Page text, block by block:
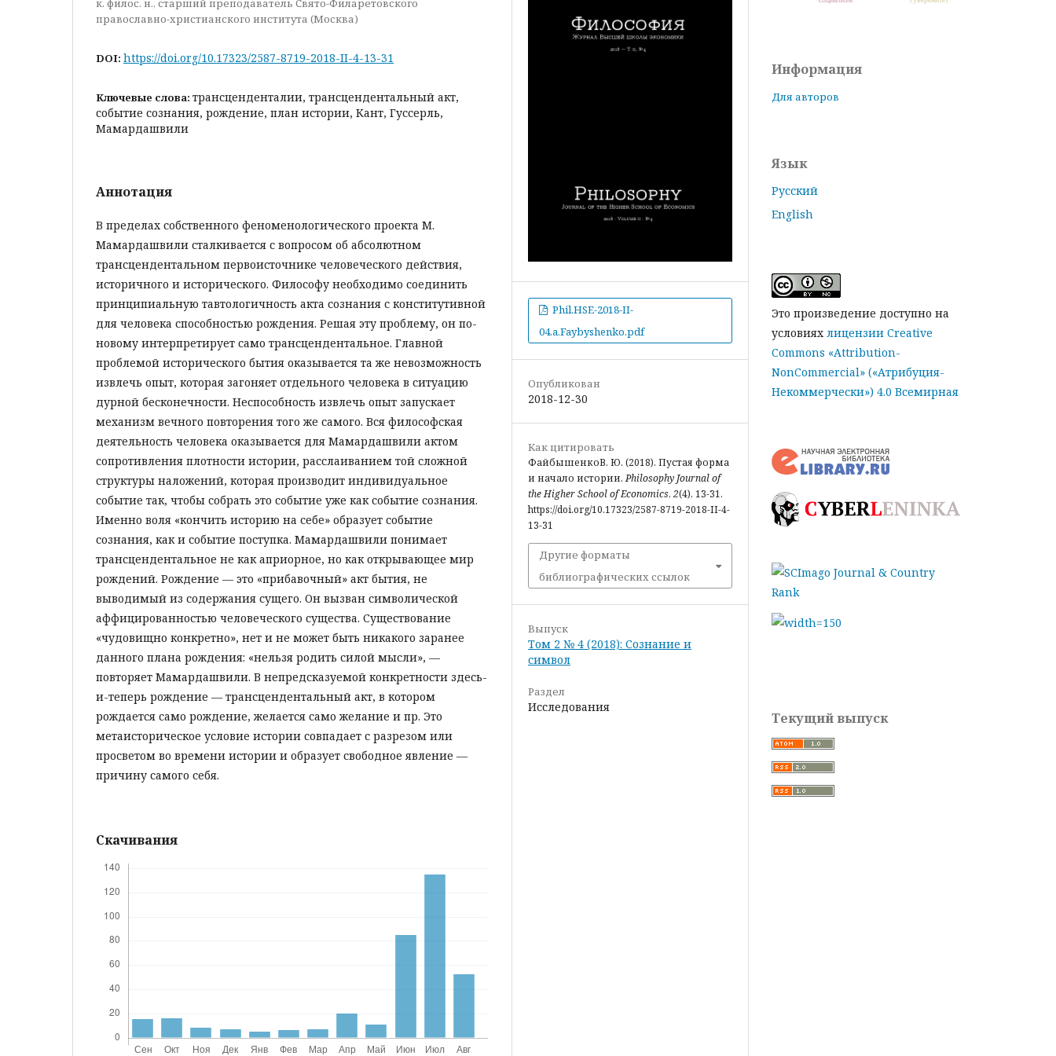
к. филос. н., старший преподаватель Свято-Филаретовского
православно-христианского института (Москва)
DOI: https://doi.org/10.17323/2587-8719-2018-II-4-13-31
Ключевые слова: трансценденталии, трансцендентальный акт,
событие сознания, рождение, план истории, Кант, Гуссерль,
Мамардашвили
Аннотация
B пределах собственного феноменологического проекта М.
Мамардашвили сталкивается с вопросом об абсолютном
трансцендентальном первоисточнике человеческого действия,
историчного и исторического. Философу необходимо соединить
принципиальную тавтологичность акта сознания с конститутивной
для человека способностью рождения. Решая эту проблему, он по-
новому интерпретирует само трансцендентальное. Главной
проблемой исторического бытия оказывается та же невозможность
извлечь опыт, которая загоняет отдельного человека в ситуацию
дурной бесконечности. Неспособность извлечь опыт запускает
механизм вечного повторения того же самого. Вся философская
деятельность человека оказывается для Мамардашвили актом
сопротивления плотности истории, расслаиванием той сложной
структуры наложений, которая производит индивидуальное
событие так, чтобы собрать это событие уже как событие сознания.
Именно воля «кончить историю на себе» образует событие
сознания, как и событие поступка. Мамардашвили понимает
трансцендентальное не как априорное, но как открывающее мир
рождений. Рождение — это «прибавочный» акт бытия, не
выводимый из содержания сущего. Он вызван символической
аффицированностью человеческого существа. Существование
«чудовищно конкретно», нет и не может быть никакого заранее
данного плана рождения: «нельзя родить силой мысли», —
повторяет Мамардашвили. В непредсказуемой конкретности здесь-
и-теперь рождение — трансцендентальный акт, в котором
рождается само рождение, желается само желание и пр. Это
метаисторическое условие истории совпадает с разрезом или
просветом во времени истории и образует свободное явление —
причину самого себя.
Скачивания
Phil.HSE-2018-II-
04.a.Faybyshenko.pdf
Опубликован
2018-12-30
Как цитировать
ФайбышенкоВ. Ю. (2018). Пустая форма
и начало истории.Philosophy Journal of
the Higher School of Economics, 2(4), 13-31.
https://doi.org/10.17323/2587-8719-2018-II-4-
13-31
Другие форматы
библиографических ссылок
Выпуск
Том 2 № 4 (2018): Сознание и
символ
Раздел
Исследования
Информация
Для авторов
Язык
Русский
English
Это произведение доступно на
условиях лицензии Creative
Commons «Attribution-
NonCommercial» («Атрибуция-
Некоммерчески») 4.0 Всемирная
Текущий выпуск